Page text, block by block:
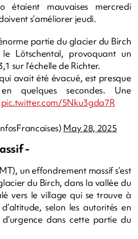
étaient mauvaises mercredi
s’améliorer jeudi.
énorme partie du glacier du Birch
Lötschental, provoquant un
sur l’échelle de Richter.
avait été évacué, est presque
quelques secondes. Une
pic.twitter.com/5Nku3gda7R
May 28, 2025
-
un effondrement massif s’est
du Birch, dans la vallée du
vers le village qui se trouve à
selon les autorités en
dans cette partie du